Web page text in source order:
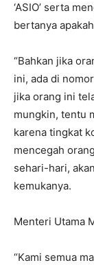
‘ASIO’ serta
bertanya
“Bahkan jika
ini, ada di
jika orang ini
mungkin, tentu
karena tingkat
mencegah
sehari-hari,
kemukanya.
Menteri Utama
“Kami semua